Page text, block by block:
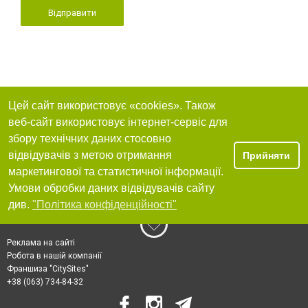
Відправити
Цей сайт використовує «cookies». Також
веб-сайт використовує інтернет-сервіс для
збору технічних даних стосовно
відвідувачів з метою отримання
маркетингової та статистичної інформації.
Умови обробки даних відвідувачів сайту
див. "Політика конфіденційності"
Прийняти
Реклама на сайті
Робота в нашій компанії
Франшиза "CitySites"
+38 (063) 734-84-32